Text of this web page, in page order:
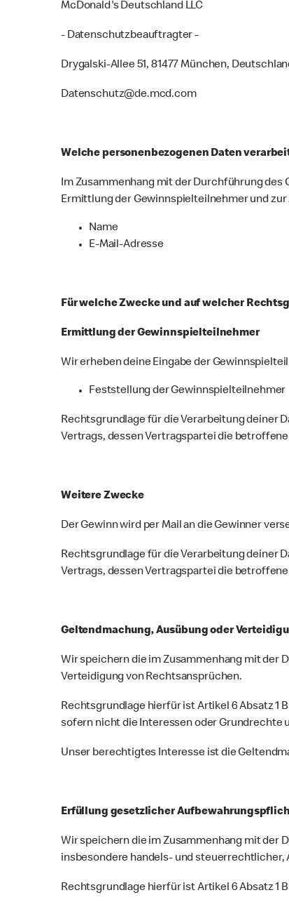
McDonald's Deutschland LLC
- Datenschutzbeauftragter -
Drygalski-Allee 51, 81477 München,
Datenschutz@de.mcd.com
Welche personenbezogenen Daten
Im Zusammenhang mit der Durchführung des
Ermittlung der Gewinnspielteilnehmer und
Name
E-Mail-Adresse
Für welche Zwecke und auf welcher
Ermittlung der Gewinnspielteilnehmer
Wir erheben deine Eingabe der
Feststellung der Gewinnspielteilnehmer
Rechtsgrundlage für die Verarbeitung deiner
Vertrags, dessen Vertragspartei die
Weitere Zwecke
Der Gewinn wird per Mail an die Gewinner
Rechtsgrundlage für die Verarbeitung deiner
Vertrags, dessen Vertragspartei die
Geltendmachung, Ausübung oder
Wir speichern die im Zusammenhang mit der
Verteidigung von Rechtsansprüchen.
Rechtsgrundlage hierfür ist Artikel 6 Absatz 1
sofern nicht die Interessen oder Grundrechte
Unser berechtigtes Interesse ist die
Erfüllung gesetzlicher
Wir speichern die im Zusammenhang mit der
insbesondere handels- und
Rechtsgrundlage hierfür ist Artikel 6 Absatz